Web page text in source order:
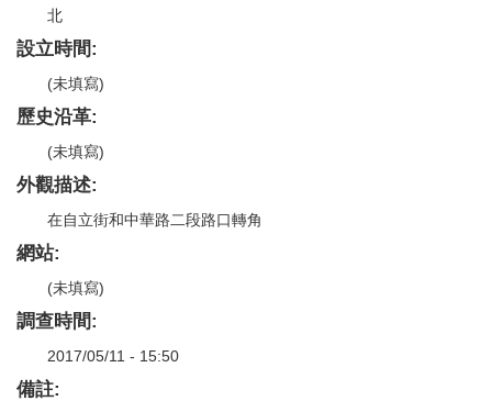
北
設立時間:
(未填寫)
歷史沿革:
(未填寫)
外觀描述:
在自立街和中華路二段路口轉角
網站:
(未填寫)
調查時間:
2017/05/11 - 15:50
備註: